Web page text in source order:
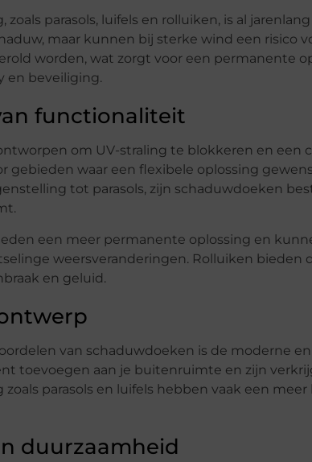
zoals parasols, luifels en rolluiken, is al
maar kunnen bij sterke wind een risico
worden, wat zorgt voor een permanente
en beveiliging.
functionaliteit
om UV-straling te blokkeren en een
gebieden waar een flexibele oplossing
tot parasols, zijn schaduwdoeken
een meer permanente oplossing en
weersveranderingen. Rolluiken
en geluid.
van schaduwdoeken is de moderne
toevoegen aan je buitenruimte en zijn
parasols en luifels hebben vaak een
duurzaamheid